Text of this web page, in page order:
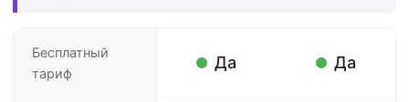
Бесплатный
тариф
Да Да